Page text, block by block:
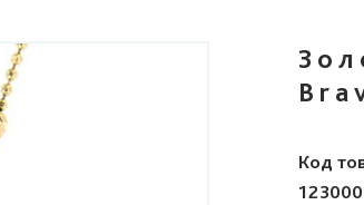
Код